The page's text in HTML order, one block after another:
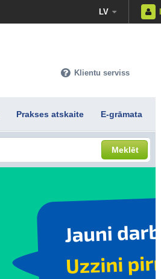
LV
Klientu serviss
Prakses atskaite E-grāmata
Meklēt